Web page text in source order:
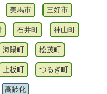
美馬市 三好市
石井町 神山町
海陽町 松茂町
上板町 つるぎ町
高齢化